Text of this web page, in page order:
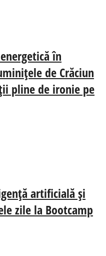
în
de Crăciun
pline de ironie pe
artificială și
zile la Bootcamp